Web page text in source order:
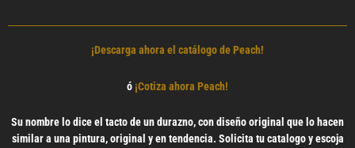
¡Descarga ahora el catálogo de Peach!
ó ¡Cotiza ahora Peach!
Su nombre lo dice el tacto de un durazno, con diseño original que lo hacen
similar a una pintura, original y en tendencia. Solicita tu catalogo y escoja